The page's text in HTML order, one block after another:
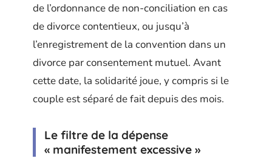
de l’ordonnance de non-conciliation en cas
de divorce contentieux, ou jusqu’à
l’enregistrement de la convention dans un
divorce par consentement mutuel. Avant
cette date, la solidarité joue, y compris si le
couple est séparé de fait depuis des mois.
Le filtre de la dépense
« manifestement excessive »